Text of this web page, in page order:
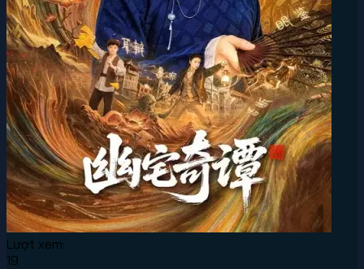
Lượt xem:
19